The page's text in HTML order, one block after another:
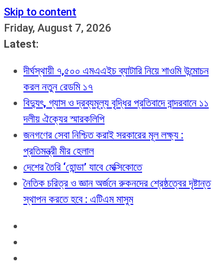
Skip to content
Friday, August 7, 2026
Latest:
দীর্ঘস্থায়ী ৭,৫০০ এমএএইচ ব্যাটারি নিয়ে শাওমি উন্মোচন
করল নতুন রেডমি ১৭
বিদ্যুৎ, গ্যাস ও দ্রব্যমূল্য বৃদ্ধির প্রতিবাদে বান্দরবানে ১১
দলীয় ঐক্যের স্মারকলিপি
জনগণের সেবা নিশ্চিত করাই সরকারের মূল লক্ষ্য :
প্রতিমন্ত্রী মীর হেলাল
দেশের তৈরি ‘হোন্ডা’ যাবে মেক্সিকোতে
নৈতিক চরিত্র ও জ্ঞান অর্জনে রুকনদের শ্রেষ্ঠত্বের দৃষ্টান্ত
স্থাপন করতে হবে : এটিএম মাসুম